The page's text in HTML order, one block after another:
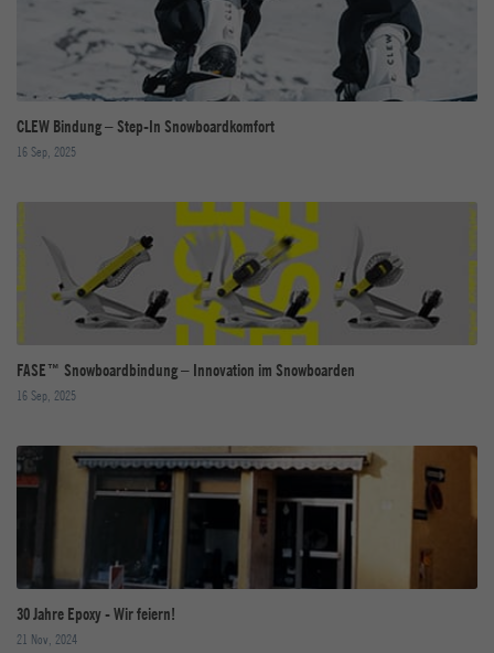
CLEW Bindung – Step-In Snowboardkomfort
16 Sep, 2025
FASE™ Snowboardbindung – Innovation im Snowboarden
16 Sep, 2025
30 Jahre Epoxy - Wir feiern!
21 Nov, 2024